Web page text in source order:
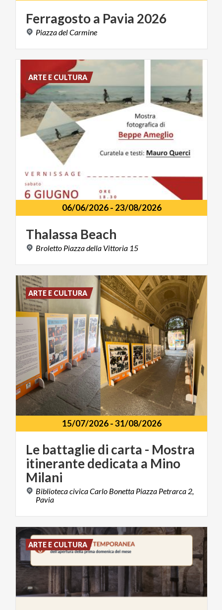
Ferragostoa Pavia 2026
PiazzadelCarmine
06/06/2026- 23/08/2026
Thalassa Beach
Broletto Piazzadella Vittoria 15
ARTE E CULTURA
15/07/2026-31/08/2026
Le battaglie di carta - Mostra
itinerante dedicata a Mino
Milani
Biblioteca civica Carlo Bonetta Piazza Petrarca 2,
Pavia
ARTE E CULTURA
ARTE E CULTURA